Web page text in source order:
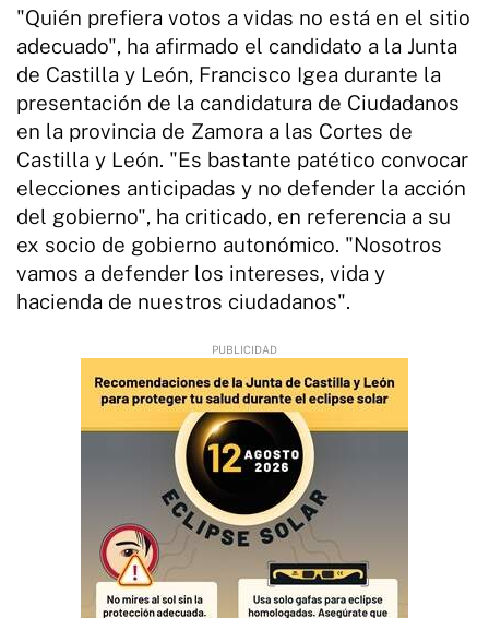
"Quién prefiera votos a vidas no está en el sitio
adecuado", ha afirmado el candidato a la Junta
de Castilla y León, Francisco Igea durante la
presentación de la candidatura de Ciudadanos
en la provincia de Zamora a las Cortes de
Castilla y León. "Es bastante patético convocar
elecciones anticipadas y no defender la acción
del gobierno", ha criticado, en referencia a su
ex socio de gobierno autonómico. "Nosotros
vamos a defender los intereses, vida y
hacienda de nuestros ciudadanos".